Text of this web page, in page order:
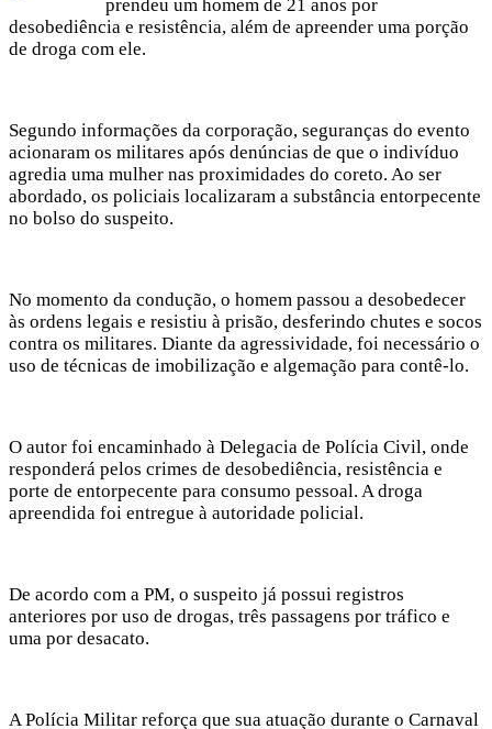
prendeu um homem de 21 anos por
desobediência e resistência, além de apreender uma porção
de droga com ele.
Segundo informações da corporação, seguranças do evento
acionaram os militares após denúncias de que o indivíduo
agredia uma mulher nas proximidades do coreto. Ao ser
abordado, os policiais localizaram a substância entorpecente
no bolso do suspeito.
No momento da condução, o homem passou a desobedecer
às ordens legais e resistiu à prisão, desferindo chutes e socos
contra os militares. Diante da agressividade, foi necessário o
uso de técnicas de imobilização e algemação para contê-lo.
O autor foi encaminhado à Delegacia de Polícia Civil, onde
responderá pelos crimes de desobediência, resistência e
porte de entorpecente para consumo pessoal. A droga
apreendida foi entregue à autoridade policial.
De acordo com a PM, o suspeito já possui registros
anteriores por uso de drogas, três passagens por tráfico e
uma por desacato.
A Polícia Militar reforça que sua atuação durante o Carnaval